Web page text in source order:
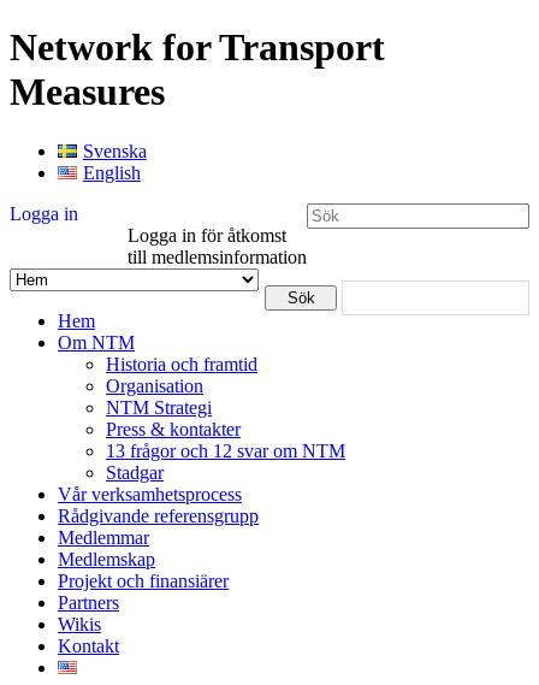
Network for Transport
Measures
Svenska
English
Logga in
Logga in för åtkomst
till medlemsinformation
Hem
Om NTM
Historia och framtid
Organisation
NTM Strategi
Press & kontakter
13 frågor och 12 svar om NTM
Stadgar
Vår verksamhetsprocess
Rådgivande referensgrupp
Medlemmar
Medlemskap
Projekt och finansiärer
Partners
Wikis
Kontakt